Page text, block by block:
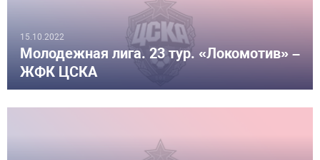
15.10.2022
Молодежная лига. 23 тур. «Локомотив» –
ЖФК ЦСКА